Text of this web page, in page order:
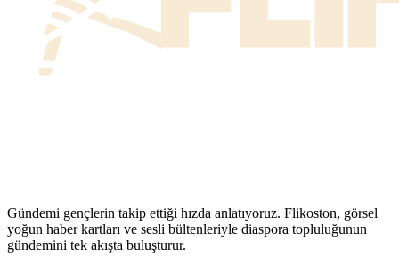
Gündemi gençlerin takip ettiği hızda anlatıyoruz. Flikoston, görsel
yoğun haber kartları ve sesli bültenleriyle diaspora topluluğunun
gündemini tek akışta buluşturur.